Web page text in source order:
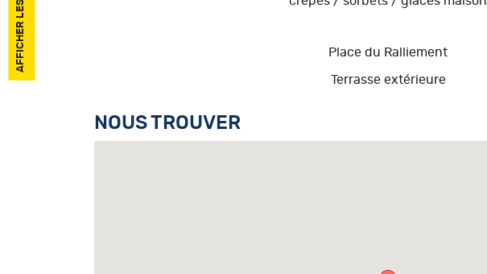
Place du Ralliement
Terrasse extérieure
NOUS TROUVER